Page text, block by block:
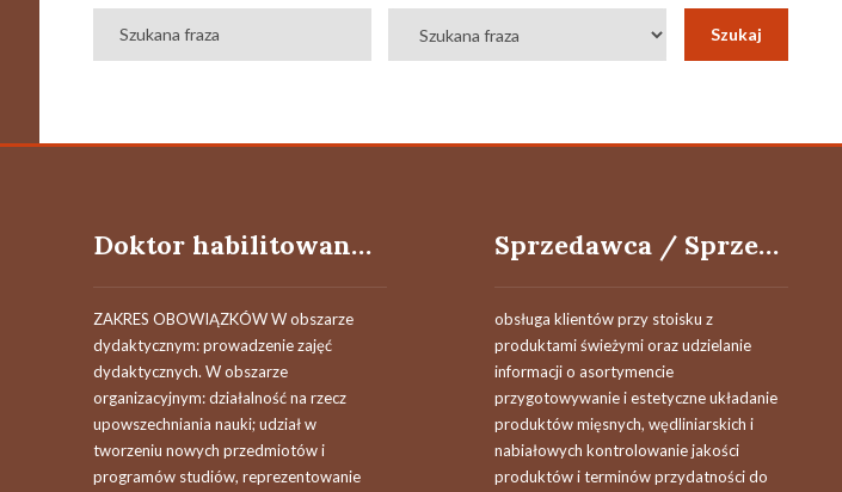
Doktor habilitowany / Doktor w dyscyplinie ekonomia i finanse
ZAKRES OBOWIĄZKÓW W obszarze
dydaktycznym: prowadzenie zajęć
dydaktycznych. W obszarze
organizacyjnym: działalność na rzecz
upowszechniania nauki; udział w
tworzeniu nowych przedmiotów i
programów studiów, reprezentowanie
Sprzedawca / Sprzedawczyni działu mięsno-wędliniarskiego
obsługa klientów przy stoisku z
produktami świeżymi oraz udzielanie
informacji o asortymencie
przygotowywanie i estetyczne układanie
produktów mięsnych, wędliniarskich i
nabiałowych kontrolowanie jakości
produktów i terminów przydatności do